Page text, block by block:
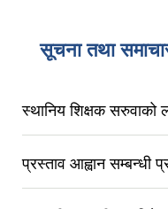
सूचना तथा
स्थानिय शिक्षक सरुवाको
प्रस्ताव आह्वान सम्बन्धी